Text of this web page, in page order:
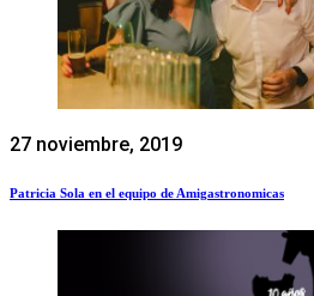
27 noviembre, 2019
Patricia Sola en el equipo de Amigastronomicas